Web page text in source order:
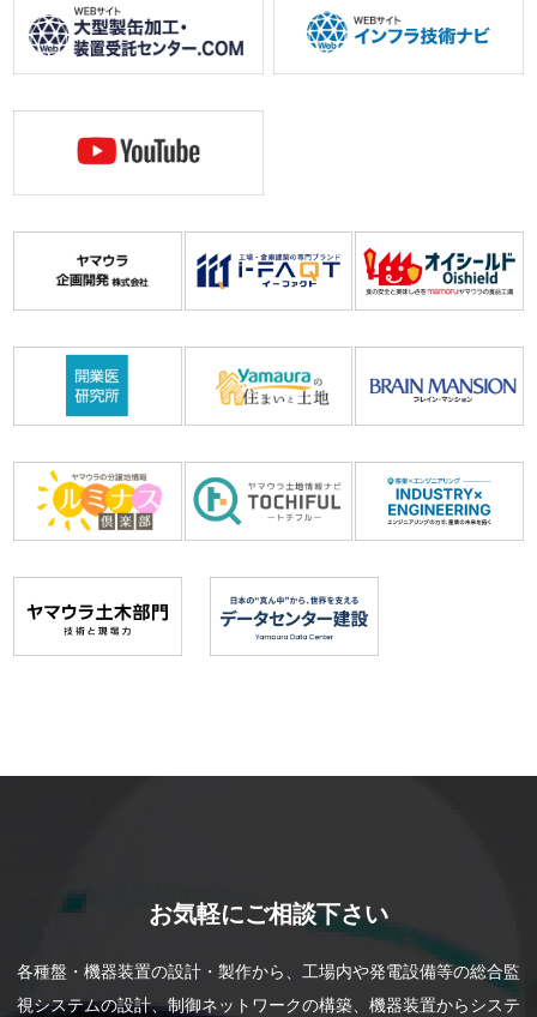
お気軽にご相談下さい
各種盤・機器装置の設計・製作から、工場内や発電設備等の総合監
視システムの設計、制御ネットワークの構築、機器装置からシステ